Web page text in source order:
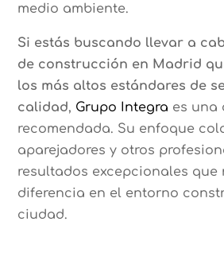
medio ambiente.
Si estás buscando llevar a
de construcción en Madrid
los más altos estándares de
calidad, Grupo Integra es una
recomendada. Su enfoque
aparejadores y otros
resultados excepcionales que
diferencia en el entorno
ciudad.